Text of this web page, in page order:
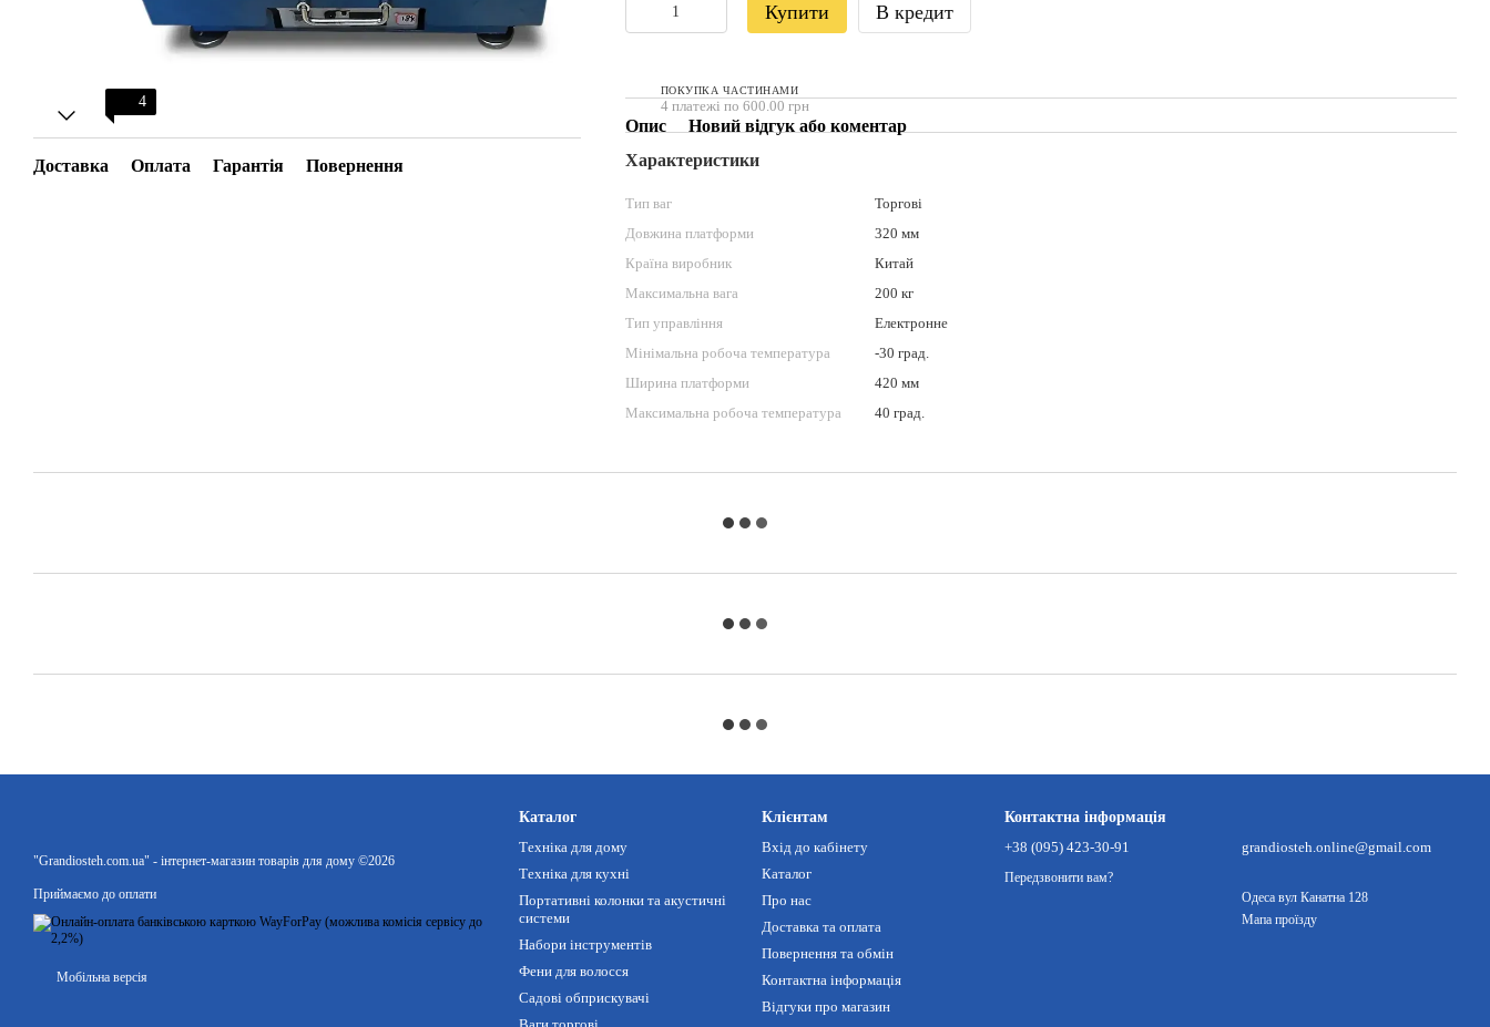
4
Доставка Оплата Гарантія Повернення
Купити В кредит
ПОКУПКА ЧАСТИНАМИ
4 платежі по 600.00 грн
Опис
Новий відгук або коментар
Характеристики
Тип ваг
Торгові
Довжина платформи
320 мм
Країна виробник
Китай
Максимальна вага
200 кг
Тип управління
Електронне
Мінімальна робоча температура
-30 град.
Ширина платформи
420 мм
Максимальна робоча температура
40 град.
"Grandiosteh.com.ua" - інтернет-магазин товарів для дому ©2026
Приймаємо до оплати
Мобільна версія
Каталог
Техніка для дому
Техніка для кухні
Портативні колонки та акустичні
системи
Набори інструментів
Фени для волосся
Садові обприскувачі
Клієнтам
Вхід до кабінету
Каталог
Про нас
Доставка та оплата
Повернення та обмін
Контактна інформація
Відгуки про магазин
Контактна інформація
+38 (095) 423-30-91
Передзвонити вам?
grandiosteh.online@gmail.com
Одеса вул Канатна 128
Мапа проїзду